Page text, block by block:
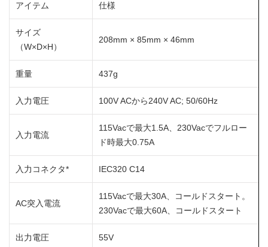
アイテム 仕様
サイズ
（W×D×H）
208mm × 85mm × 46mm
重量 437g
入力電圧 100V ACから240V AC; 50/60Hz
入力電流
115Vacで最大1.5A、230Vacでフルロー
ド時最大0.75A
入力コネクタ* IEC320 C14
AC突入電流
115Vacで最大30A、コールドスタート。
230Vacで最大60A、コールドスタート
出力電圧 55V